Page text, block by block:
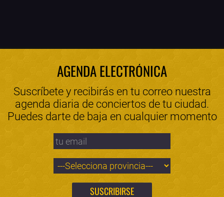
AGENDA ELECTRÓNICA
Suscríbete y recibirás en tu correo nuestra
agenda diaria de conciertos de tu ciudad.
Puedes darte de baja en cualquier momento